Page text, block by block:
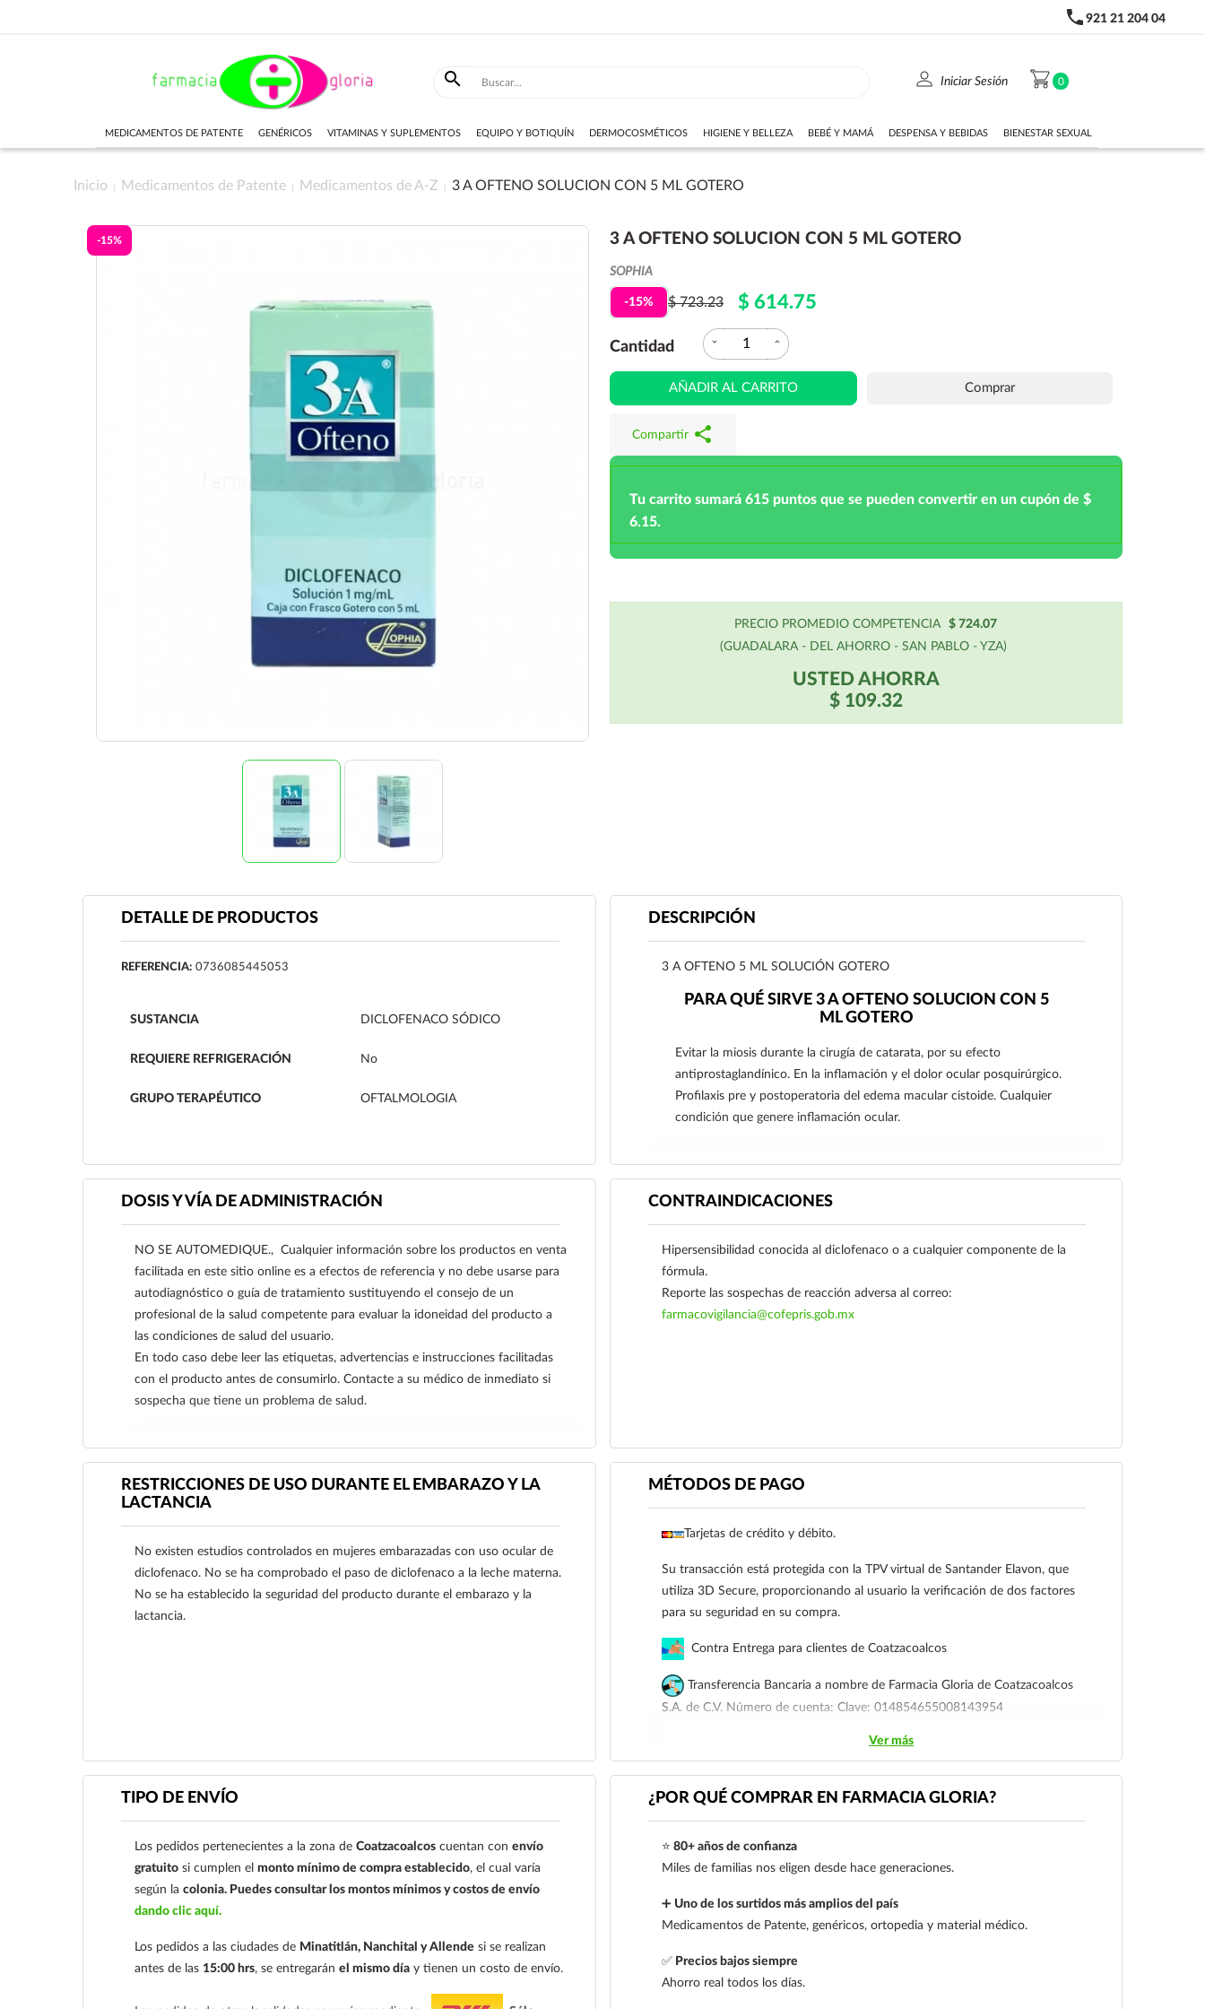
phone 921 21 204 04
 person Iniciar Sesión shopping_cart 0
MEDICAMENTOS DE PATENTE GENÉRICOS VITAMINAS Y SUPLEMENTOS EQUIPO Y BOTIQUÍN DERMOCOSMÉTICOS HIGIENE Y BELLEZA BEBÉ Y MAMÁ DESPENSA Y BEBIDAS BIENESTAR SEXUAL
Inicio Medicamentos de Patente Medicamentos de A-Z 3 A OFTENO SOLUCION CON 5 ML GOTERO
-15% 3 A OFTENO SOLUCION CON 5 ML GOTERO
SOPHIA
-15% $ 723.23 $ 614.75
Cantidad expand_more expand_less
AÑADIR AL CARRITO Comprar
Compartir share
Tu carrito sumará 615 puntos que se pueden convertir en un cupón de $
6.15.
PRECIO PROMEDIO COMPETENCIA
$ 724.07
(GUADALARA - DEL AHORRO - SAN PABLO - YZA)
USTED AHORRA
$ 109.32
DETALLE DE PRODUCTOS
REFERENCIA: 0736085445053
SUSTANCIA DICLOFENACO SÓDICO
REQUIERE REFRIGERACIÓN No
GRUPO TERAPÉUTICO OFTALMOLOGIA
DESCRIPCIÓN
3 A OFTENO 5 ML SOLUCIÓN GOTERO
PARA QUÉ SIRVE 3 A OFTENO SOLUCION CON 5
ML GOTERO
Evitar la miosis durante la cirugía de catarata, por su efecto
antiprostaglandínico. En la inflamación y el dolor ocular posquirúrgico.
Profilaxis pre y postoperatoria del edema macular cistoide. Cualquier
condición que genere inflamación ocular.
DOSIS Y VÍA DE ADMINISTRACIÓN
NO SE AUTOMEDIQUE., Cualquier información sobre los productos en venta
facilitada en este sitio online es a efectos de referencia y no debe usarse para
autodiagnóstico o guía de tratamiento sustituyendo el consejo de un
profesional de la salud competente para evaluar la idoneidad del producto a
las condiciones de salud del usuario.
En todo caso debe leer las etiquetas, advertencias e instrucciones facilitadas
con el producto antes de consumirlo. Contacte a su médico de inmediato si
sospecha que tiene un problema de salud.
CONTRAINDICACIONES
Hipersensibilidad conocida al diclofenaco o a cualquier componente de la
fórmula.
Reporte las sospechas de reacción adversa al correo:
farmacovigilancia@cofepris.gob.mx
RESTRICCIONES DE USO DURANTE EL EMBARAZO Y LA
LACTANCIA
No existen estudios controlados en mujeres embarazadas con uso ocular de
diclofenaco. No se ha comprobado el paso de diclofenaco a la leche materna.
No se ha establecido la seguridad del producto durante el embarazo y la
lactancia.
Ver más
MÉTODOS DE PAGO
Tarjetas de crédito y débito.
Su transacción está protegida con la TPV virtual de Santander Elavon, que
utiliza 3D Secure, proporcionando al usuario la verificación de dos factores
para su seguridad en su compra.
Contra Entrega para clientes de Coatzacoalcos
Transferencia Bancaria a nombre de Farmacia Gloria de Coatzacoalcos
S.A. de C.V. Número de cuenta: Clave: 014854655008143954
Para esta forma de pago el cliente deberá enviar su comprobante de pago a al
siguiente correo electrónico:ecommerce@farmaciagloria.mxo a nuestro
921 261 8491
Ver más
TIPO DE ENVÍO
Los pedidos pertenecientes a la zona deCoatzacoalcos cuentan conenvío
gratuito si cumplen elmonto mínimo de compra establecido, el cual varía
según lacolonia. Puedes consultar los montos mínimos y costos de envío
dando clic aquí.
Los pedidos a las ciudades de Minatitlán, Nanchital y Allende si se realizan
antes de las 15:00 hrs, se entregaránel mismo día y tienen un costo de envío.
¿POR QUÉ COMPRAR EN FARMACIA GLORIA?
⭐ 80+ años de confianza
Miles de familias nos eligen desde hace generaciones.
➕ Uno de los surtidos más amplios del país
Medicamentos de Patente, genéricos, ortopedia y material médico.
✅Precios bajos siempre
Ahorro real todos los días.